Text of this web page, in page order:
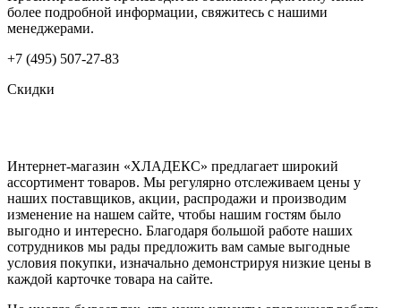
более подробной информации, свяжитесь с нашими
менеджерами.
+7 (495) 507-27-83
Скидки
Интернет-магазин «ХЛАДЕКС» предлагает широкий
ассортимент товаров. Мы регулярно отслеживаем цены у
наших поставщиков, акции, распродажи и производим
изменение на нашем сайте, чтобы нашим гостям было
выгодно и интересно. Благодаря большой работе наших
сотрудников мы рады предложить вам самые выгодные
условия покупки, изначально демонстрируя низкие цены в
каждой карточке товара на сайте.